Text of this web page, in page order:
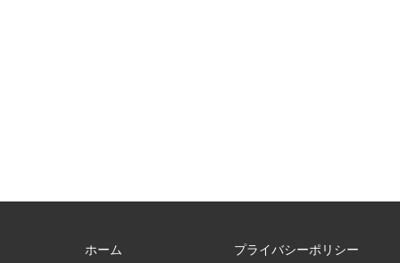
ホーム
プライバシーポリシー